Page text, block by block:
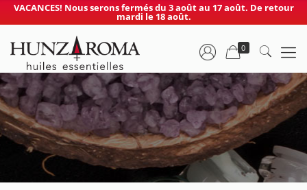
VACANCES! Nous serons fermés du 3 août au 17 août. De retour
mardi le 18 août.
0